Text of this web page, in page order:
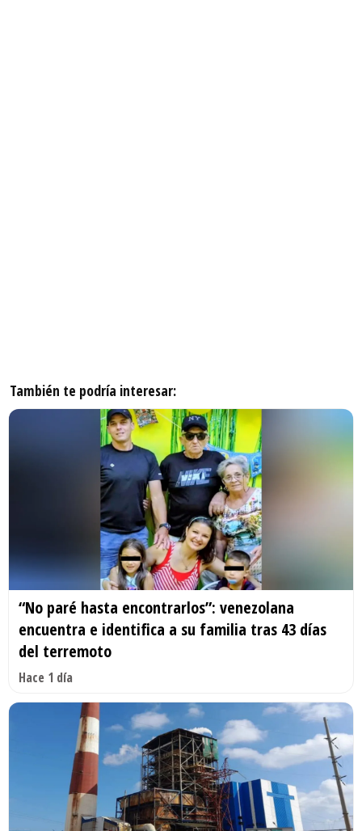
También te podría interesar:
“No paré hasta encontrarlos”: venezolana
encuentra e identifica a su familia tras 43 días
del terremoto
Hace 1 día